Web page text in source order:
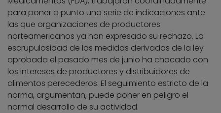
para poner a punto una serie de indicaciones ante
las que organizaciones de productores
norteamericanos ya han expresado su rechazo. La
escrupulosidad de las medidas derivadas de la ley
aprobada el pasado mes de junio ha chocado con
los intereses de productores y distribuidores de
alimentos perecederos. El seguimiento estricto de la
norma, argumentan, puede poner en peligro el
normal desarrollo de su actividad.